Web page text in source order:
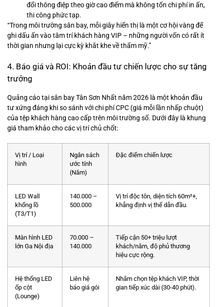
đổi thông điệp theo giờ cao điểm mà không tốn chi phí in ấn,
thi công phức tạp.
“Trong môi trường sân bay, mỗi giây hiển thị là một cơ hội vàng để
ghi dấu ấn vào tâm trí khách hàng VIP – những người vốn có rất ít
thời gian nhưng lại cực kỳ khắt khe về thẩm mỹ.”
4. Báo giá và ROI: Khoản đầu tư chiến lược cho sự tăng
trưởng
Quảng cáo tại sân bay Tân Sơn Nhất năm 2026 là một khoản đầu
tư xứng đáng khi so sánh với chi phí CPC (giá mỗi lần nhấp chuột)
của tệp khách hàng cao cấp trên môi trường số. Dưới đây là khung
giá tham khảo cho các vị trí chủ chốt:
Vị trí / Loại
hình
Ngân sách
ước tính
(Năm)
Đặc điểm chiến lược
LED Wall
khổng lồ
(T3/T1)
140.000 –
500.000
Vị trí độc tôn, diện tích 60m²+,
khẳng định vị thế dẫn đầu.
Màn hình LED
lớn Ga Nội địa
70.000 –
140.000
Tiếp cận 50+ triệu lượt
khách/năm, độ phủ thương
hiệu cực rộng.
Hệ thống LED
ốp cột
(Lounge)
Liên hệ
báo giá gói
Nhắm chọn tệp khách VIP, thời
gian tiếp xúc dài (30-40 phút).